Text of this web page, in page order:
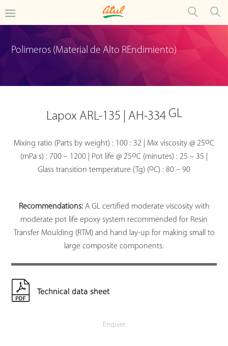
Polimeros (Material de Alto REndimiento)
Lapox ARL-135 | AH-334 GL
Mixing ratio (Parts by weight) : 100 : 32 | Mix viscosity @ 25oC
(mPa s) : 700 – 1200 | Pot life @ 25oC (minutes) : 25 – 35 |
Glass transition temperature (Tg) (oC) : 80 – 90
Recommendations:A GL certified moderate viscosity with
moderate pot life epoxy system recommended for Resin
Transfer Moulding (RTM) and hand lay-up for making small to
large composite components.
Enquire